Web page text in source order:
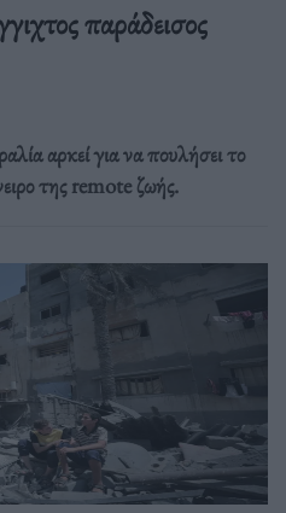
παράδεισος
αρκεί για να πουλήσει το
της remote ζωής.